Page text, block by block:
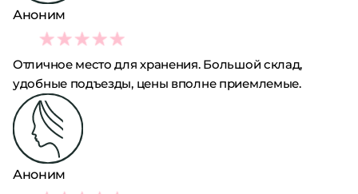
Аноним
5
Отличное место для хранения. Большой склад,
удобные подъезды, цены вполне приемлемые.
Аноним